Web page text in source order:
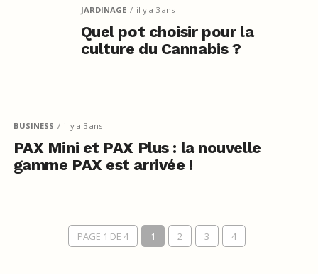
JARDINAGE il y a 3 ans
Quel pot choisir pour la
culture du Cannabis ?
BUSINESS il y a 3 ans
PAX Mini et PAX Plus : la nouvelle
gamme PAX est arrivée !
PAGE 1 DE 4 1 2 3 4